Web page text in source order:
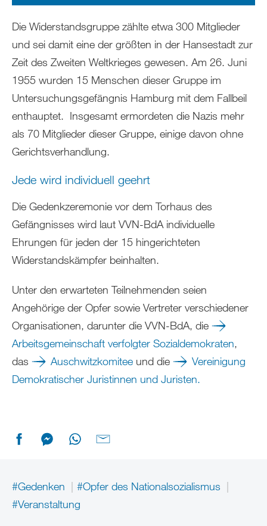
Die Widerstandsgruppe zählte etwa 300 Mitglieder
und sei damit eine der größten in der Hansestadt zur
Zeit des Zweiten Weltkrieges gewesen. Am 26. Juni
1955 wurden 15 Menschen dieser Gruppe im
Untersuchungsgefängnis Hamburg mit dem Fallbeil
enthauptet. Insgesamt ermordeten die Nazis mehr
als 70 Mitglieder dieser Gruppe, einige davon ohne
Gerichtsverhandlung.
Jede wird individuell geehrt
Die Gedenkzeremonie vor dem Torhaus des
Gefängnisses wird laut VVN-BdA individuelle
Ehrungen für jeden der 15 hingerichteten
Widerstandskämpfer beinhalten.
Unter den erwarteten Teilnehmenden seien
Angehörige der Opfer sowie Vertreter verschiedener
Organisationen, darunter die VVN-BdA, die
Arbeitsgemeinschaft verfolgter Sozialdemokraten,
das
Auschwitzkomitee und die
Vereinigung
Demokratischer Juristinnen und Juristen.
#Gedenken
#Opfer des Nationalsozialismus
#Veranstaltung